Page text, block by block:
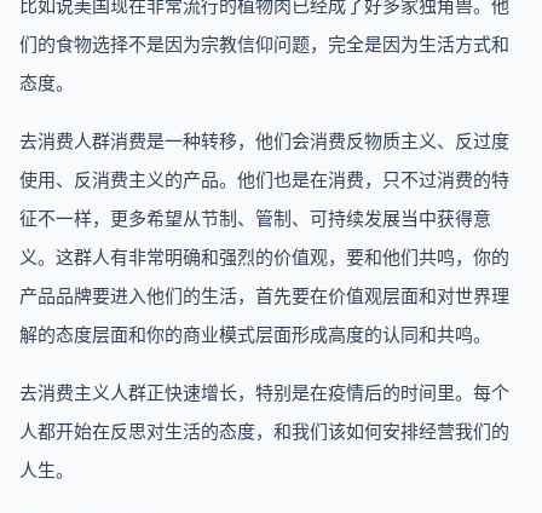
们的食物选择不是因为宗教信仰问题，完全是因为生活方式和
态度。
去消费人群消费是一种转移，他们会消费反物质主义、反过度
使用、反消费主义的产品。他们也是在消费，只不过消费的特
征不一样，更多希望从节制、管制、可持续发展当中获得意
义。这群人有非常明确和强烈的价值观，要和他们共鸣，你的
产品品牌要进入他们的生活，首先要在价值观层面和对世界理
解的态度层面和你的商业模式层面形成高度的认同和共鸣。
去消费主义人群正快速增长，特别是在疫情后的时间里。每个
人都开始在反思对生活的态度，和我们该如何安排经营我们的
人生。